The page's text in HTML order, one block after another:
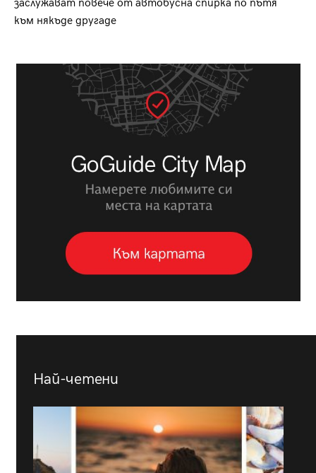
заслужават повече от автобусна спирка по пътя
към някъде другаде
Най-четени